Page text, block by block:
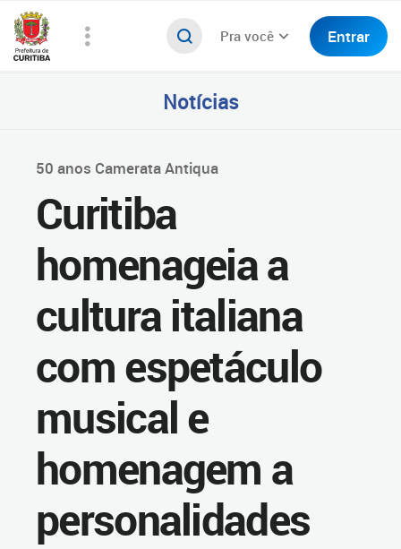
Pra você Entrar
Notícias
50 anos Camerata Antiqua
Curitiba
homenageia a
cultura italiana
com espetáculo
musical e
homenagem a
personalidades